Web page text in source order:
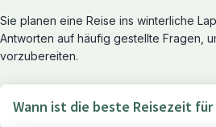
Sie planen eine Reise ins winterliche
Antworten auf häufig gestellte Fragen,
vorzubereiten.
Wann ist die beste Reisezeit für